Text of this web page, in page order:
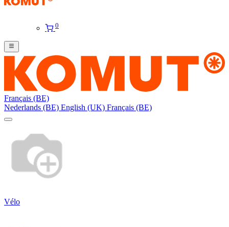
0
Français (BE)
Nederlands (BE) English (UK) Français (BE)
Vélo